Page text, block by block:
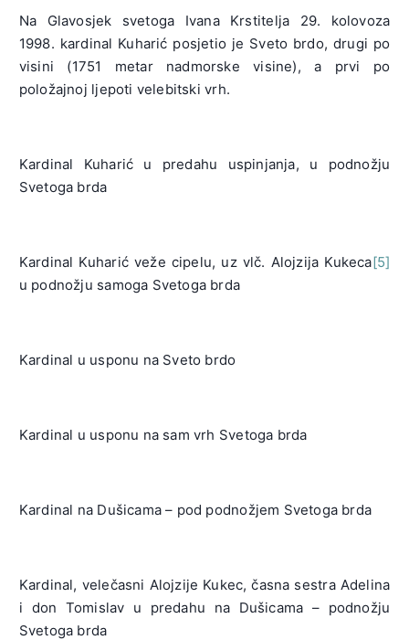
Na Glavosjek svetoga Ivana Krstitelja 29. kolovoza
1998. kardinal Kuharić posjetio je Sveto brdo, drugi po
visini (1751 metar nadmorske visine), a prvi po
položajnoj ljepoti velebitski vrh.
Kardinal Kuharić u predahu uspinjanja, u podnožju
Svetoga brda
Kardinal Kuharić veže cipelu, uz vlč. Alojzija Kukeca[5]
u podnožju samoga Svetoga brda
Kardinal u usponu na Sveto brdo
Kardinal u usponu na sam vrh Svetoga brda
Kardinal na Dušicama – pod podnožjem Svetoga brda
Kardinal, velečasni Alojzije Kukec, časna sestra Adelina
i don Tomislav u predahu na Dušicama – podnožju
Svetoga brda